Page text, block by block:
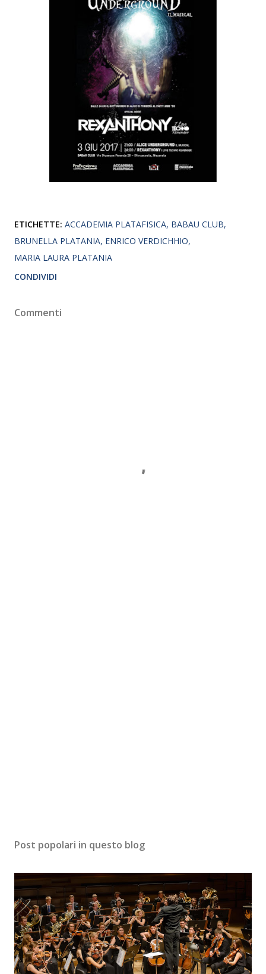
ETICHETTE: ACCADEMIA PLATAFISICA BABAU CLUB
BRUNELLA PLATANIA ENRICO VERDICHHIO
MARIA LAURA PLATANIA
CONDIVIDI
Commenti
Post popolari in questo blog